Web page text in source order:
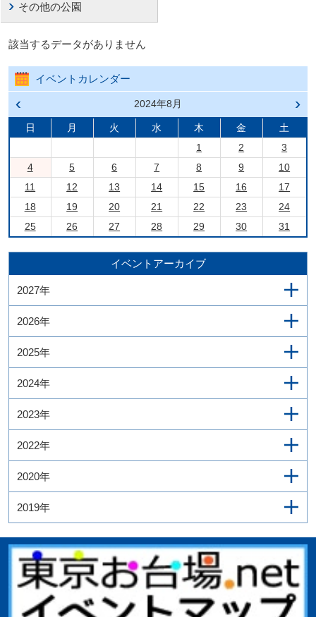
その他の公園
該当するデータがありません
イベントカレンダー
前の
戻る
2024年8月
次の
進む
日 月 火 水 木 金
土
1
2
3
4
5 6 7 8 9
10
11
12 13 14 15 16
17
18
19 20 21 22 23
24
25
26 27 28 29 30 31
イベントアーカイブ
2027年
2026年
2025年
2024年
2023年
2022年
2020年
2019年